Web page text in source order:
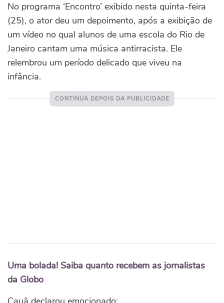
No programa ‘Encontro’ exibido nesta quinta-feira
(25), o ator deu um depoimento, após a exibição de
um vídeo no qual alunos de uma escola do Rio de
Janeiro cantam uma música antirracista. Ele
relembrou um período delicado que viveu na
infância.
Uma bolada! Saiba quanto recebem as jornalistas
da Globo